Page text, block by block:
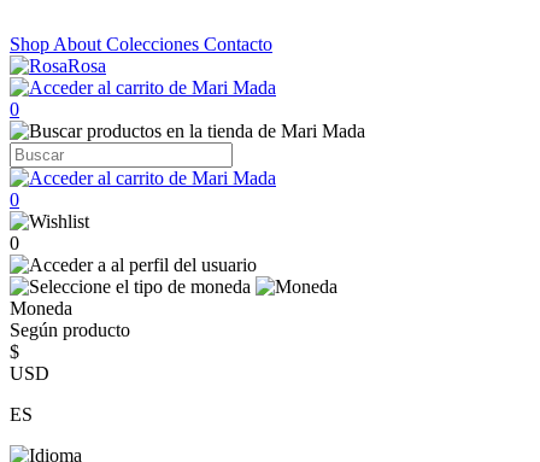
Shop About Colecciones Contacto
0
0
0
Moneda
Según producto
$
USD
ES